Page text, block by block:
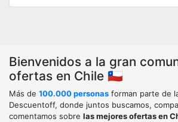
Bienvenidos a la gran
ofertas en Chile 🇨🇱
Más de 100.000 personas forman parte de
Descuentoff, donde juntos buscamos,
comentamos sobre las mejores ofertas en